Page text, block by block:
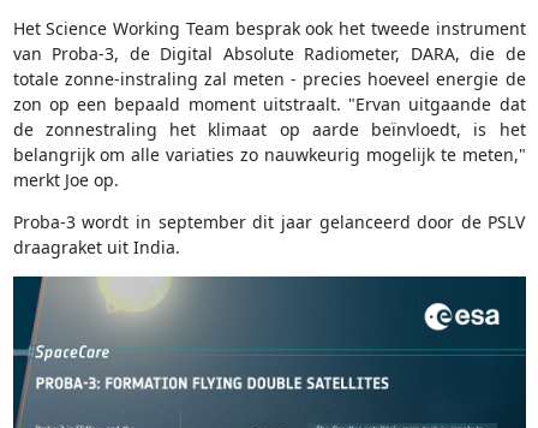
Het Science Working Team besprak ook het tweede instrument
van Proba-3, de Digital Absolute Radiometer, DARA, die de
totale zonne-instraling zal meten - precies hoeveel energie de
zon op een bepaald moment uitstraalt. "Ervan uitgaande dat
de zonnestraling het klimaat op aarde beïnvloedt, is het
belangrijk om alle variaties zo nauwkeurig mogelijk te meten,"
merkt Joe op.
Proba-3 wordt in september dit jaar gelanceerd door de PSLV
draagraket uit India.